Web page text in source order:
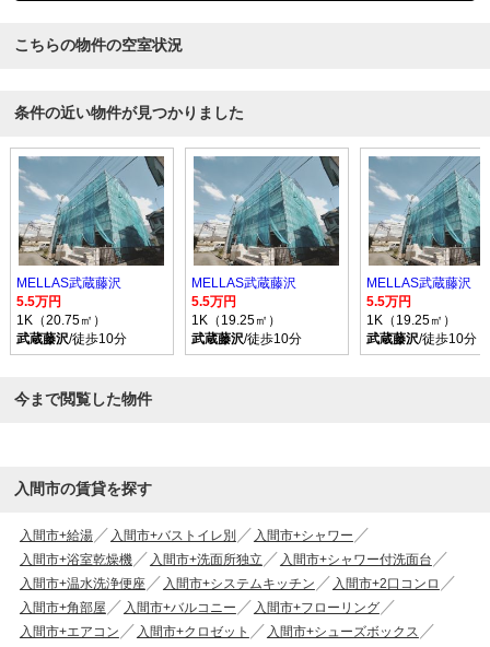
こちらの物件の空室状況
条件の近い物件が見つかりました
MELLAS武蔵藤沢
5.5万円
1K（20.75㎡）
武蔵藤沢/徒歩10分
MELLAS武蔵藤沢
5.5万円
1K（19.25㎡）
武蔵藤沢/徒歩10分
MELLAS武蔵藤沢
5.5万円
1K（19.25㎡）
武蔵藤沢/徒歩10分
今まで閲覧した物件
入間市の賃貸を探す
入間市+給湯 入間市+バストイレ別
入間市+シャワー
入間市+浴室乾燥機
入間市+洗面所独立
入間市+シャワー付洗面台
入間市+温水洗浄便座
入間市+システムキッチン
入間市+2口コンロ
入間市+角部屋
入間市+バルコニー
入間市+フローリング
入間市+エアコン
入間市+クロゼット
入間市+シューズボックス